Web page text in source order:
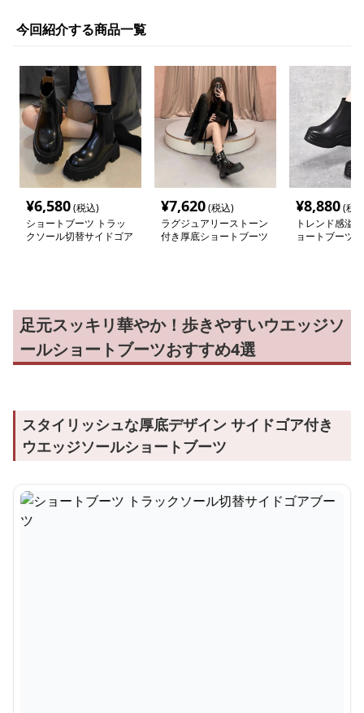
今回紹介する商品一覧
¥6,580(税込)
ショートブーツ トラッ
クソール切替サイドゴア
¥7,620(税込)
ラグジュアリーストーン
付き厚底ショートブーツ
¥8,880(税
トレンド感溢
ョートブーツ
足元スッキリ華やか！歩きやすいウエッジソ
ールショートブーツおすすめ4選
スタイリッシュな厚底デザイン サイドゴア付き
ウエッジソールショートブーツ